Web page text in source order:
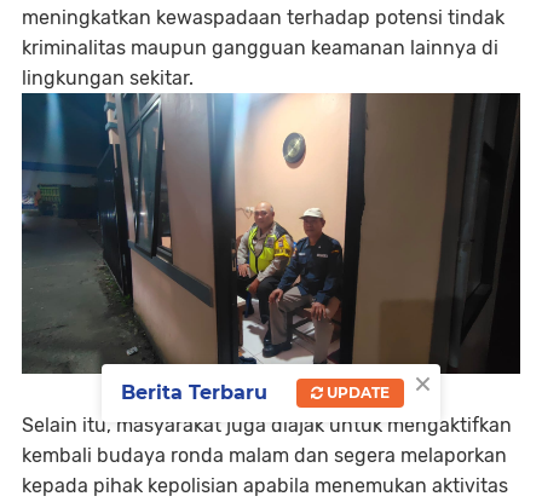
meningkatkan kewaspadaan terhadap potensi tindak
kriminalitas maupun gangguan keamanan lainnya di
lingkungan sekitar.
Selain itu, masyarakat juga diajak untuk mengaktifkan
kembali budaya ronda malam dan segera melaporkan
kepada pihak kepolisian apabila menemukan aktivitas
×
Berita Terbaru UPDATE